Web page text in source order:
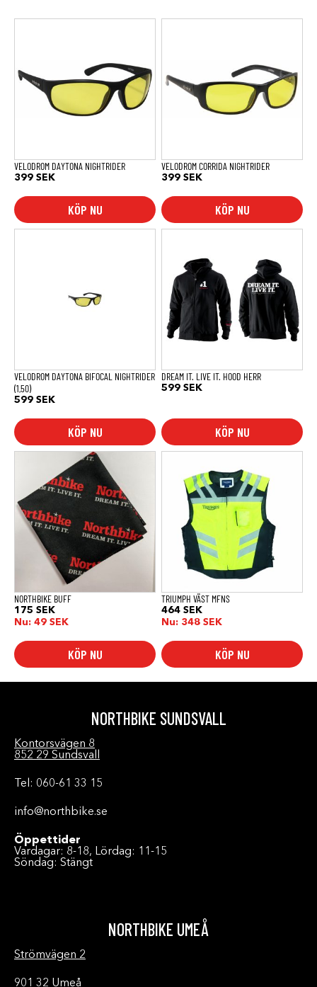
VELODROM DAYTONA NIGHTRIDER
399 SEK
KÖP NU
VELODROM CORRIDA NIGHTRIDER
399 SEK
KÖP NU
VELODROM DAYTONA BIFOCAL NIGHTRIDER
(1,50)
599 SEK
KÖP NU
DREAM IT. LIVE IT. HOOD HERR
599 SEK
KÖP NU
produkten
flera
varianter.
De
olika
alternativen
kan
produktsidan
NORTHBIKE BUFF
175 SEK
Nu: 49 SEK
KÖP NU
TRIUMPH VÄST MFNS
464 SEK
Nu: 348 SEK
KÖP NU
produkten
varianter.
olika
alternativen
väljas
produktsidan
NORTHBIKE SUNDSVALL
Kontorsvägen 8
852 29 Sundsvall
Tel: 060-61 33 15
info@northbike.se
Öppettider
Vardagar: 8-18, Lördag: 11-15
Söndag: Stängt
NORTHBIKE UMEÅ
Strömvägen 2
901 32 Umeå